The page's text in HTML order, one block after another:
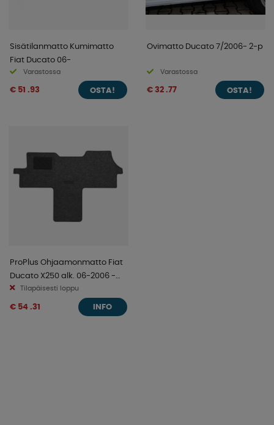
Sisätilanmatto Kumimatto
Fiat Ducato 06-
Varastossa
€ 51 .93 OSTA!
Ovimatto Ducato 7/2006- 2-p
Varastossa
€ 32 .77 OSTA!
ProPlus Ohjaamonmatto Fiat
Ducato X250 alk. 06-2006 -
2014Tilapäisesti loppu
€ 54 .31 INFO